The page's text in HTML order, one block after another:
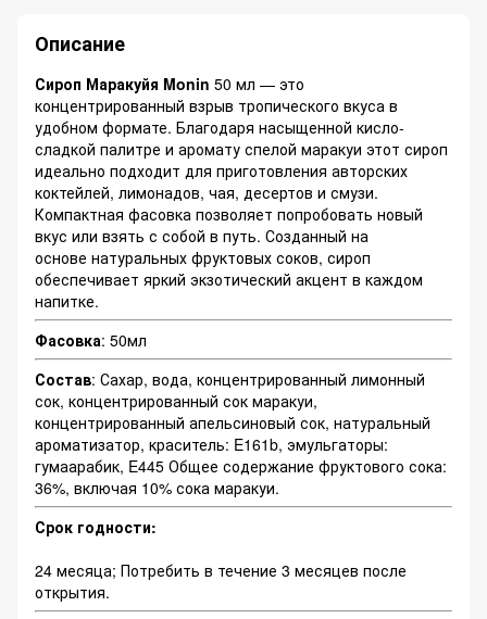
Описание
Сироп Маракуйя Monin 50 мл — это
концентрированный взрыв тропического вкуса в
удобном формате. Благодаря насыщенной кисло-
сладкой палитре и аромату спелой маракуи этот сироп
идеально подходит для приготовления авторских
коктейлей, лимонадов, чая, десертов и смузи.
Компактная фасовка позволяет попробовать новый
вкус или взять с собой в путь. Созданный на
основе натуральных фруктовых соков, сироп
обеспечивает яркий экзотический акцент в каждом
напитке.
Фасовка: 50мл
Состав: Сахар, вода, концентрированный лимонный
сок, концентрированный сок маракуи,
концентрированный апельсиновый сок, натуральный
ароматизатор, краситель: E161b, эмульгаторы:
гумаарабик, E445 Общее содержание фруктового сока:
36%, включая 10% сока маракуи.
Срок годности:
24 месяца; Потребить в течение 3 месяцев после
открытия.